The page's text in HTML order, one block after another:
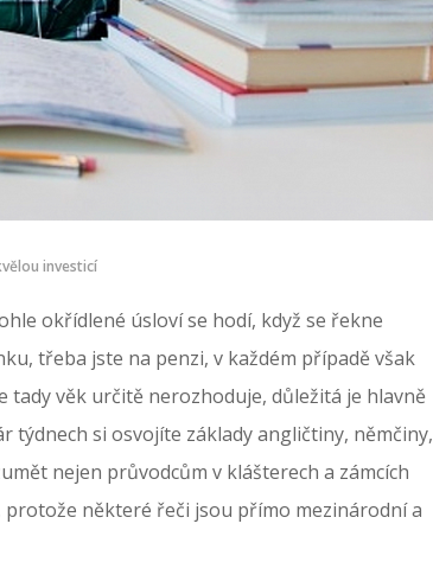
investicí
okřídlené úsloví se hodí, když se řekne
třeba jste na penzi, v každém případě však
věk určitě nerozhoduje, důležitá je hlavně
týdnech si osvojíte základy angličtiny, němčiny,
nejen průvodcům v klášterech a zámcích
protože některé řeči jsou přímo mezinárodní a